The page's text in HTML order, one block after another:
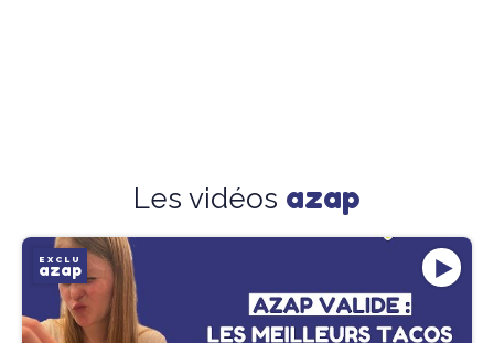
Les vidéos azap
EXCLU
azap